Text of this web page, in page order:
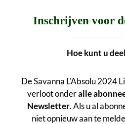
Inschrijven voor
Hoe kunt u
De Savanna L'Absolu 2024
verloot onderalle
Newsletter. Als u al
niet opnieuw aan te